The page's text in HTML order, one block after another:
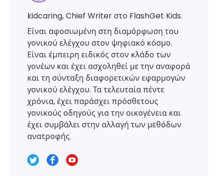
kidcaring, Chief Writer στο FlashGet Kids.
Είναι αφοσιωμένη στη διαμόρφωση του
γονικού ελέγχου στον ψηφιακό κόσμο.
Είναι έμπειρη ειδικός στον κλάδο των
γονέων και έχει ασχοληθεί με την αναφορά
και τη σύνταξη διαφορετικών εφαρμογών
γονικού ελέγχου. Τα τελευταία πέντε
χρόνια, έχει παράσχει πρόσθετους
γονικούς οδηγούς για την οικογένεια και
έχει συμβάλει στην αλλαγή των μεθόδων
ανατροφής.